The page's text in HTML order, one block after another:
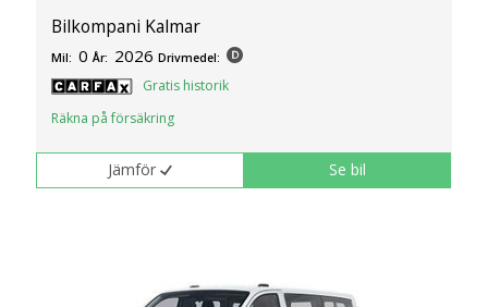
Bilkompani Kalmar
Mil: 0 År: 2026 Drivmedel:
Gratis historik
Räkna på försäkring
Jämför Se bil